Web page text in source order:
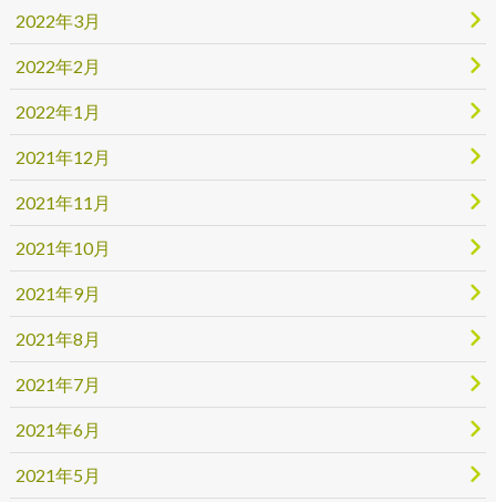
2022年3月
2022年2月
2022年1月
2021年12月
2021年11月
2021年10月
2021年9月
2021年8月
2021年7月
2021年6月
2021年5月